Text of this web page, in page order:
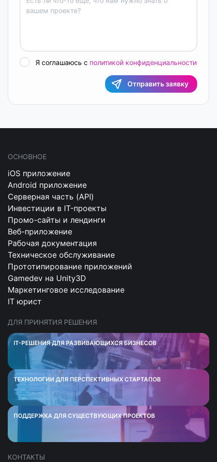
Я соглашаюсь с политикой конфиденциальности
Отправить заявку
ОСНОВНОЕ
iOS приложение
Android приложение
Серверная часть (API)
Инвестиции в IT-проекты
Промо-сайты и лендинги
Веб-приложение
Рабочая документация
Техническое обслуживание
Прототипирование приложений
Gamedev на Unity3D
Маркетинговое исследование
IT юрист
ДЛЯ ПРИНЯТИЯ РЕШЕНИЯ
IT-РЕШЕНИЯ ДЛЯ РАЗВИВАЮЩИХСЯ БИЗНЕСОВ
ТЕХНОЛОГИИ ДЛЯ ПЕРСПЕКТИВНЫХ СТАРТАПОВ
ПОДДЕРЖКА ДЛЯ СУЩЕСТВУЮЩИХ ПРОЕКТОВ
КОНТАКТЫ